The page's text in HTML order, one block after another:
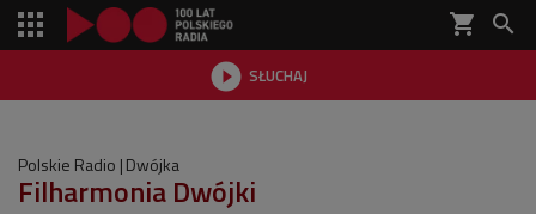
shopping_cart 
 SŁUCHAJ

Polskie Radio Dwójka
Filharmonia Dwójki